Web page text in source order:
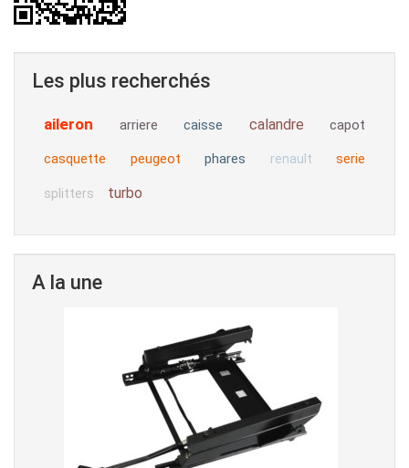
Les plus recherchés
aileron arriere caisse calandre capot
casquette peugeot phares renault serie
splitters turbo
A la une